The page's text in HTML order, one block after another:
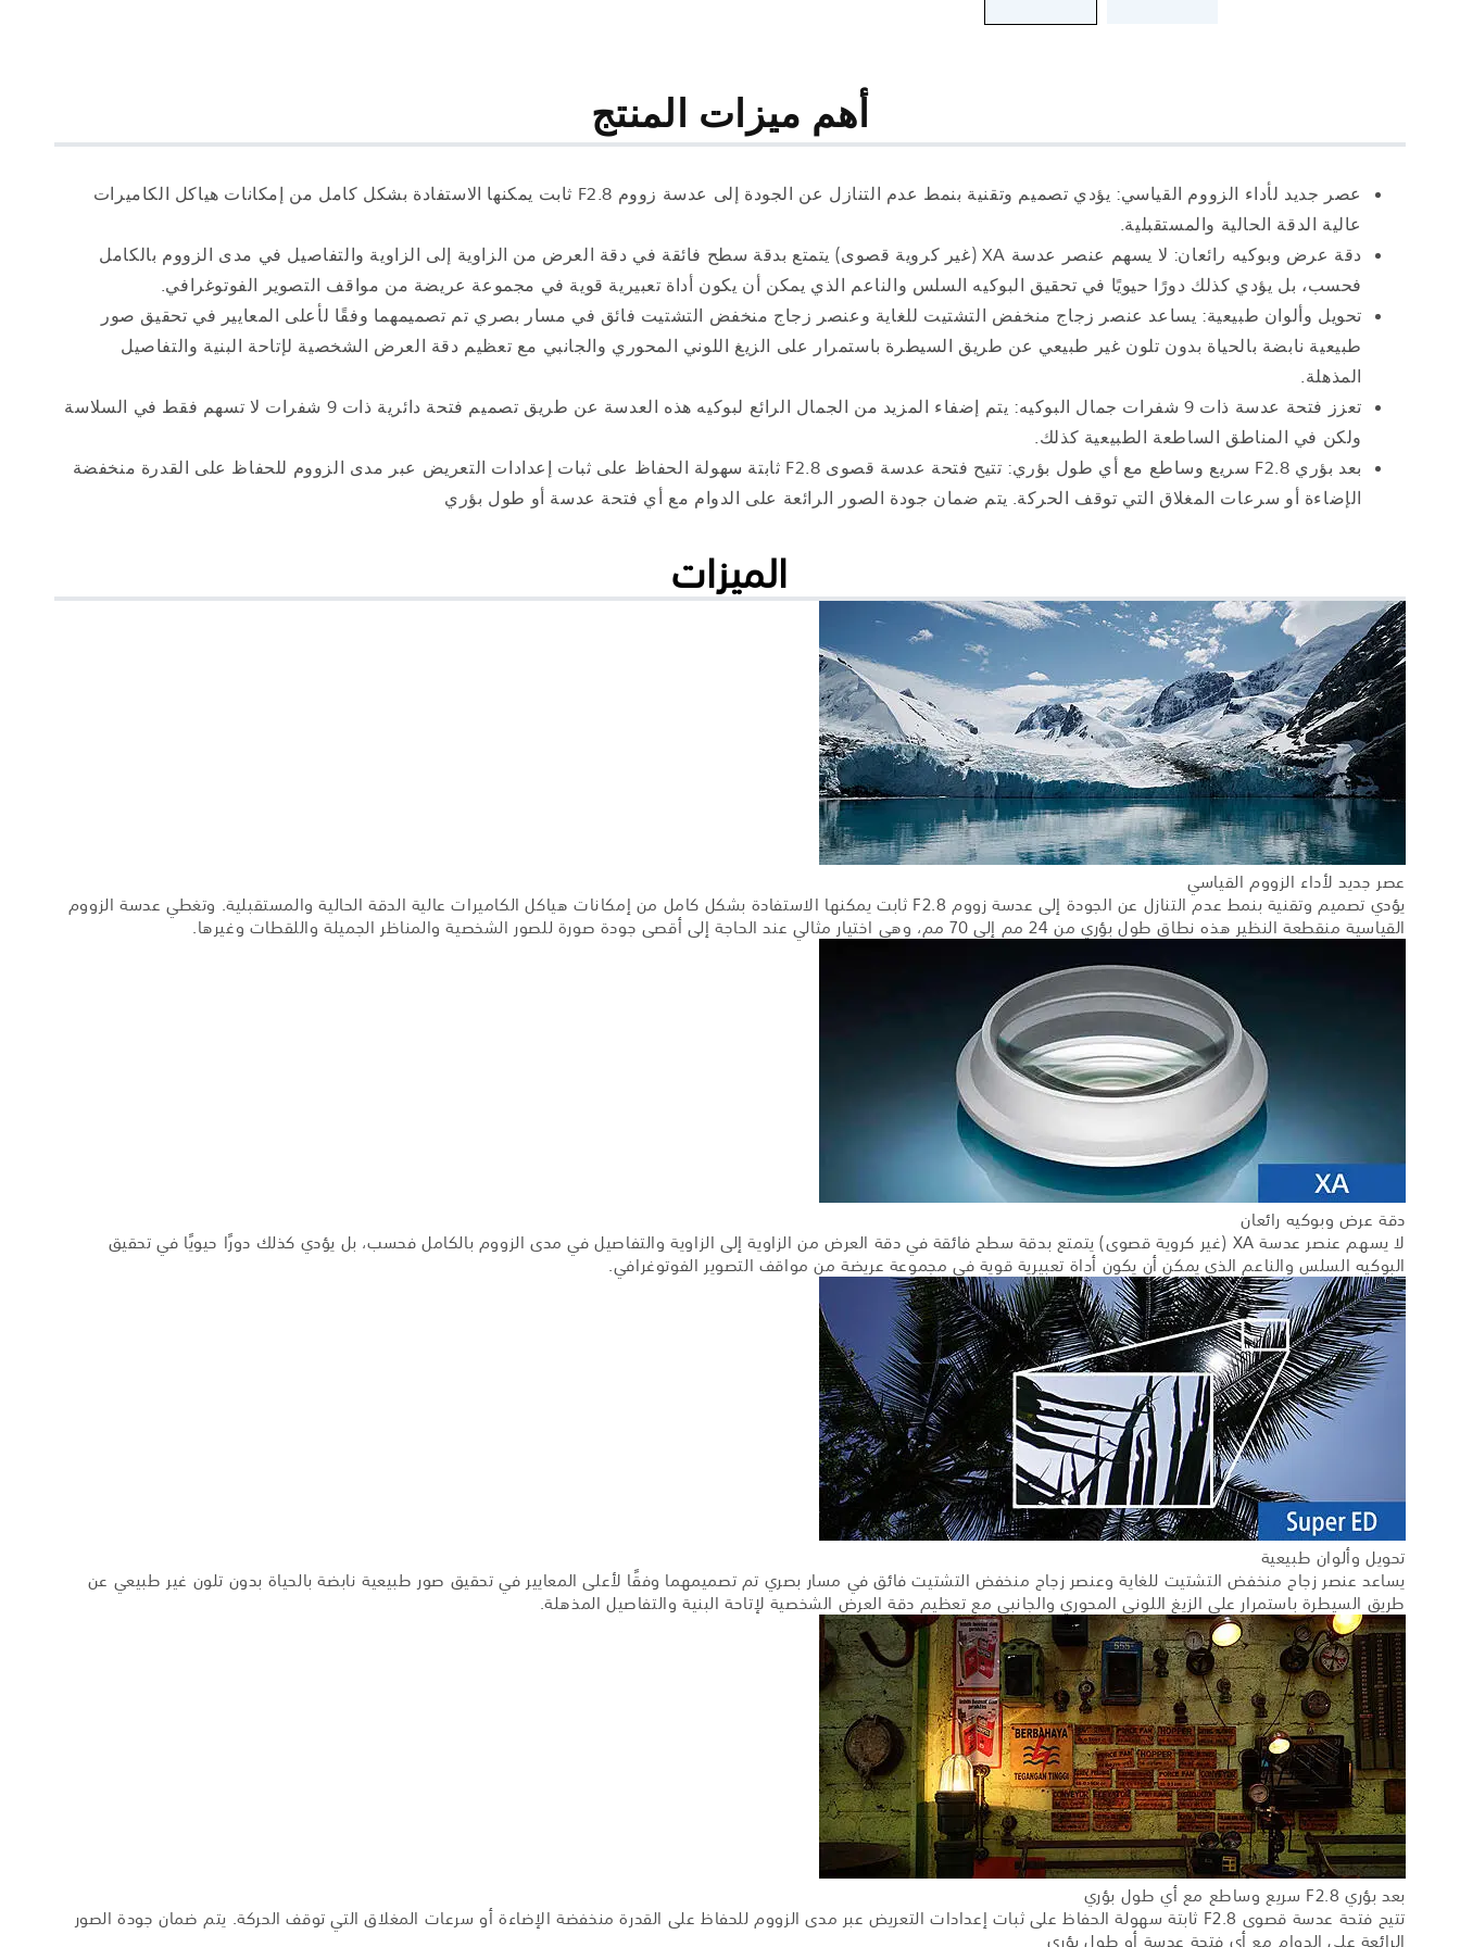
أهم ميزات المنتج
عصر جديد لأداء الزووم القياسي: يؤدي تصميم وتقنية بنمط عدم التنازل عن الجودة إلى عدسة زووم F2.8 ثابت يمكنها الاستفادة بشكل كامل من إمكانات هياكل الكاميرات
عالية الدقة الحالية والمستقبلية.
دقة عرض وبوكيه رائعان: لا يسهم عنصر عدسة XA (غير كروية قصوى) يتمتع بدقة سطح فائقة في دقة العرض من الزاوية إلى الزاوية والتفاصيل في مدى الزووم بالكامل
فحسب، بل يؤدي كذلك دورًا حيويًا في تحقيق البوكيه السلس والناعم الذي يمكن أن يكون أداة تعبيرية قوية في مجموعة عريضة من مواقف التصوير الفوتوغرافي.
تحويل وألوان طبيعية: يساعد عنصر زجاج منخفض التشتيت للغاية وعنصر زجاج منخفض التشتيت فائق في مسار بصري تم تصميمهما وفقًا لأعلى المعايير في تحقيق صور
طبيعية نابضة بالحياة بدون تلون غير طبيعي عن طريق السيطرة باستمرار على الزيغ اللوني المحوري والجانبي مع تعظيم دقة العرض الشخصية لإتاحة البنية والتفاصيل
المذهلة.
تعزز فتحة عدسة ذات 9 شفرات جمال البوكيه: يتم إضفاء المزيد من الجمال الرائع لبوكيه هذه العدسة عن طريق تصميم فتحة دائرية ذات 9 شفرات لا تسهم فقط في السلاسة
ولكن في المناطق الساطعة الطبيعية كذلك.
بعد بؤري F2.8 سريع وساطع مع أي طول بؤري: تتيح فتحة عدسة قصوى F2.8 ثابتة سهولة الحفاظ على ثبات إعدادات التعريض عبر مدى الزووم للحفاظ على القدرة منخفضة
الإضاءة أو سرعات المغلاق التي توقف الحركة. يتم ضمان جودة الصور الرائعة على الدوام مع أي فتحة عدسة أو طول بؤري
الميزات
عصر جديد لأداء الزووم القياسي
يؤدي تصميم وتقنية بنمط عدم التنازل عن الجودة إلى عدسة زووم F2.8 ثابت يمكنها الاستفادة بشكل كامل من إمكانات هياكل الكاميرات عالية الدقة الحالية والمستقبلية. وتغطي عدسة الزووم
القياسية منقطعة النظير هذه نطاق طول بؤري من 24 مم إلى 70 مم، وهي اختيار مثالي عند الحاجة إلى أقصى جودة صورة للصور الشخصية والمناظر الجميلة واللقطات وغيرها.
دقة عرض وبوكيه رائعان
لا يسهم عنصر عدسة XA (غير كروية قصوى) يتمتع بدقة سطح فائقة في دقة العرض من الزاوية إلى الزاوية والتفاصيل في مدى الزووم بالكامل فحسب، بل يؤدي كذلك دورًا حيويًا في تحقيق
البوكيه السلس والناعم الذي يمكن أن يكون أداة تعبيرية قوية في مجموعة عريضة من مواقف التصوير الفوتوغرافي.
تحويل وألوان طبيعية
يساعد عنصر زجاج منخفض التشتيت للغاية وعنصر زجاج منخفض التشتيت فائق في مسار بصري تم تصميمهما وفقًا لأعلى المعايير في تحقيق صور طبيعية نابضة بالحياة بدون تلون غير طبيعي عن
طريق السيطرة باستمرار على الزيغ اللوني المحوري والجانبي مع تعظيم دقة العرض الشخصية لإتاحة البنية والتفاصيل المذهلة.
بعد بؤري F2.8 سريع وساطع مع أي طول بؤري
تتيح فتحة عدسة قصوى F2.8 ثابتة سهولة الحفاظ على ثبات إعدادات التعريض عبر مدى الزووم للحفاظ على القدرة منخفضة الإضاءة أو سرعات المغلاق التي توقف الحركة. يتم ضمان جودة الصور